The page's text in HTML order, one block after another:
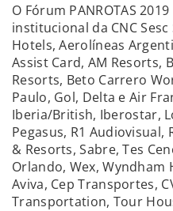
O Fórum PANROTAS
institucional da CNC
Hotels, Aerolíneas
Assist Card, AM Resorts,
Resorts, Beto Carrero
Paulo, Gol, Delta e Air
Iberia/British, Iberostar,
Pegasus, R1 Audiovisual,
& Resorts, Sabre, Tes
Orlando, Wex, Wyndham
Aviva, Cep Transportes,
Transportation, Tour